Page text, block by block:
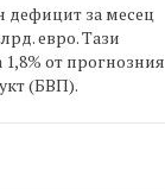
дефицит за месец
евро. Тази
от прогнозния
(БВП).